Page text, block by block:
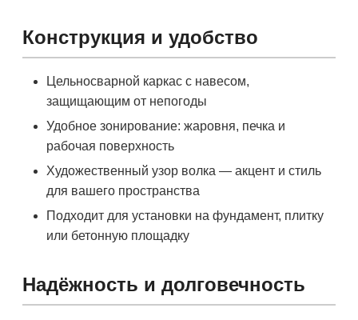
Конструкция и удобство
Цельносварной каркас с навесом,
защищающим от непогоды
Удобное зонирование: жаровня, печка и
рабочая поверхность
Художественный узор волка — акцент и стиль
для вашего пространства
Подходит для установки на фундамент, плитку
или бетонную площадку
Надёжность и долговечность